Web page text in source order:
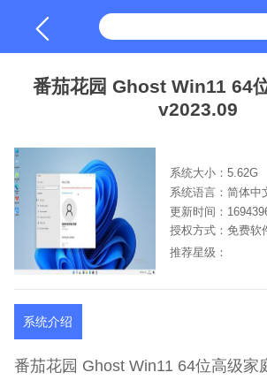
番茄花园 Ghost Win11 64
v2023.09
系统大小：5.62G
系统语言：简体中
更新时间：
授权方式：免费软
推荐星级：
系统介绍
番茄花园 Ghost Win11 64位高级家